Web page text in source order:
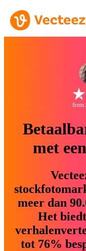
from
met
meer dan
Het
tot 76%